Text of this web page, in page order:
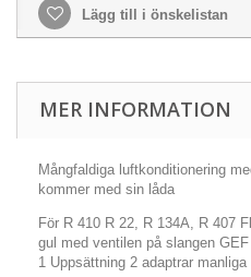
Lägg till i önskelistan
MER INFORMATION
Mångfaldiga luftkonditionering
kommer med sin låda
För R 410 R 22, R 134A, R 407
gul med ventilen på slangen
1 Uppsättning 2 adaptrar